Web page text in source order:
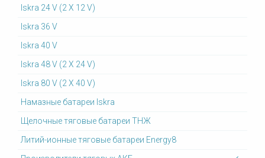
Iskra 24 V (2 X 12 V)
Iskra 36 V
Iskra 40 V
Iskra 48 V (2 X 24 V)
Iskra 80 V (2 X 40 V)
Намазные батареи Iskra
Щелочные тяговые батареи ТНЖ
Литий-ионные тяговые батареи Energy8